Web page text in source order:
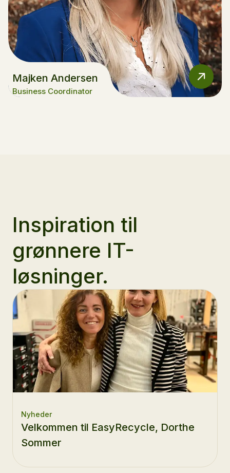
Majken Andersen
Business Coordinator
Inspiration til
grønnere IT-
løsninger.
Nyheder
Velkommen til EasyRecycle, Dorthe
Sommer